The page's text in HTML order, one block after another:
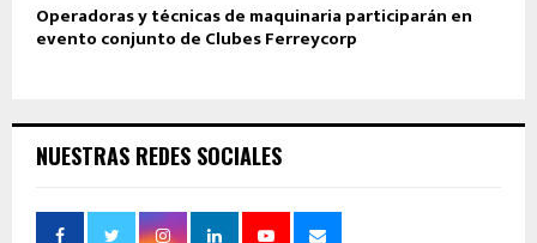
Operadoras y técnicas de maquinaria participarán en
evento conjunto de Clubes Ferreycorp
NUESTRAS REDES SOCIALES